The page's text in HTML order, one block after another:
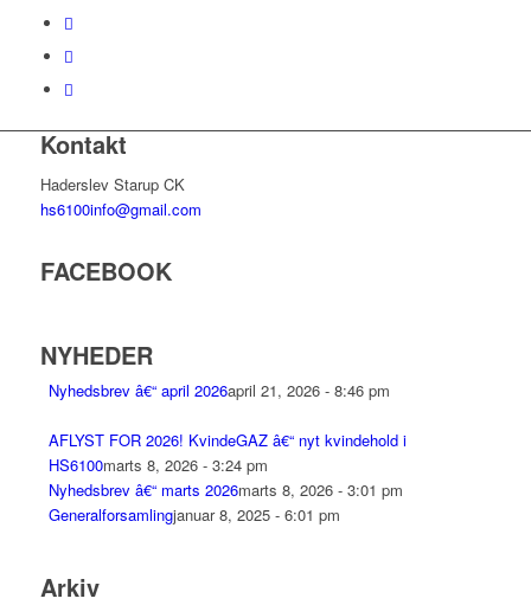
Kontakt
Haderslev Starup CK
hs6100info@gmail.com
FACEBOOK
NYHEDER
Nyhedsbrev â€“ april 2026april 21, 2026 - 8:46 pm
AFLYST FOR 2026! KvindeGAZ â€“ nyt kvindehold i
HS6100marts 8, 2026 - 3:24 pm
Nyhedsbrev â€“ marts 2026marts 8, 2026 - 3:01 pm
Generalforsamlingjanuar 8, 2025 - 6:01 pm
Arkiv